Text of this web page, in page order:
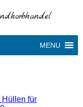
MENU
Hüllen für